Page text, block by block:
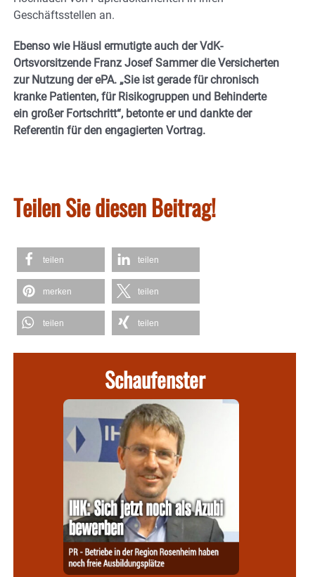
Geschäftsstellen an.
Ebenso wie Häusl ermutigte auch der VdK-
Ortsvorsitzende Franz Josef Sammer die Versicherten
zur Nutzung der ePA. „Sie ist gerade für chronisch
kranke Patienten, für Risikogruppen und Behinderte
ein großer Fortschritt“, betonte er und dankte der
Referentin für den engagierten Vortrag.
Teilen Sie diesen Beitrag!
teilen teilen
merken teilen
teilen teilen
Schaufenster